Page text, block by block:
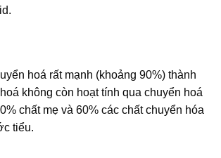
hoá rất mạnh (khoảng 90%) thành
không còn hoạt tính qua chuyển hoá
chất mẹ và 60% các chất chuyển hóa
tiểu.